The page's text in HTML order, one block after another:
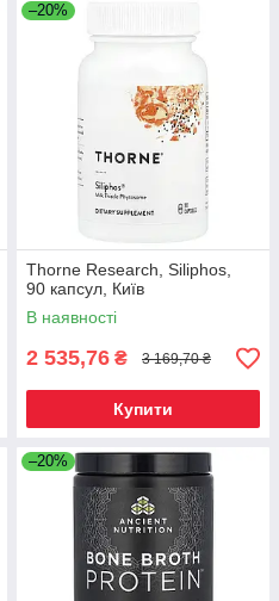
–20%
Thorne Research, Siliphos,
90 капсул, Київ
В наявності
2 535,76 ₴ 3 169,70 ₴
Купити
–20%